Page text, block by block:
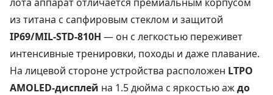
из титана с сапфировым стеклом и защитой
IP69/MIL-STD-810H — он с легкостью переживет
интенсивные тренировки, походы и даже плавание.
На лицевой стороне устройства расположен LTPO
AMOLED-дисплей на 1.5 дюйма с яркостью аждо